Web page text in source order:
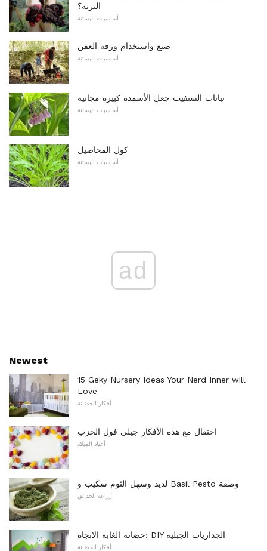
التربة؟
أساسيات البستنة
صنع واستخدام ورقة العفن
أساسيات البستنة
نباتات السنفيت جعل الأسمدة كبيرة مجانية
أساسيات البستنة
كول المحاصيل
أساسيات البستنة
ad
Newest
15 Geky Nursery Ideas Your Nerd Inner will
Love
أفكار الحضانة
احتفال مع هذه الأفكار جيلي فول الحزب
أعياد الميلاد
لذيذ وسهل الثوم سكيب و Basil Pesto وصفة
زراعة الحدائق
حضانة الغابة الاتجاه: DIY الجداريات الجبلية
أفكار الحضانة